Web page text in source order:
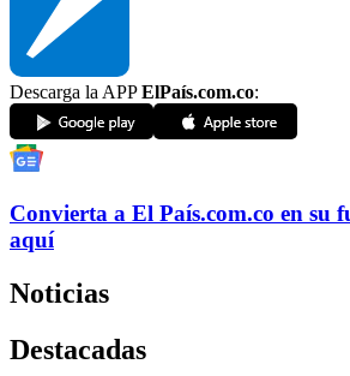
Descarga la APPElPaís.com.co:
Convierta a El País.com.co en su
aquí
Noticias
Destacadas